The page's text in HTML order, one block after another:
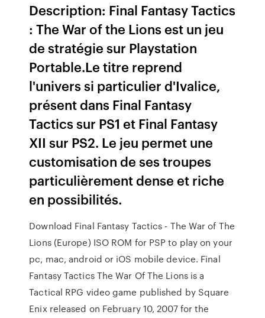
Description: Final Fantasy Tactics
: The War of the Lions est un jeu
de stratégie sur Playstation
Portable.Le titre reprend
l'univers si particulier d'Ivalice,
présent dans Final Fantasy
Tactics sur PS1 et Final Fantasy
XII sur PS2. Le jeu permet une
customisation de ses troupes
particulièrement dense et riche
en possibilités.
Download Final Fantasy Tactics - The War of The
Lions (Europe) ISO ROM for PSP to play on your
pc, mac, android or iOS mobile device. Final
Fantasy Tactics The War Of The Lions is a
Tactical RPG video game published by Square
Enix released on February 10, 2007 for the